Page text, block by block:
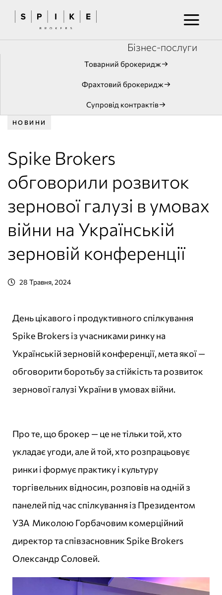
Бізнес-послуги
Товарний брокеридж
Фрахтовий брокеридж
Супровід контрактів
НОВИНИ
Spike Brokers
обговорили розвиток
зернової галузі в умовах
війни на Українській
зерновій конференції
28 Травня, 2024
День цікавого і продуктивного спілкування
Spike Brokers із учасниками ринку на
Українській зерновій конференції, мета якої —
обговорити боротьбу за стійкість та розвиток
зернової галузі України в умовах війни.
Про те, що брокер — це не тільки той, хто
укладає угоди, але й той, хто розпрацьовує
ринки і формує практику і культуру
торгівельних відносин, розповів на одній з
панелей під час спілкування із Президентом
УЗА Миколою Горбачовим комерційний
директор та співзасновник Spike Brokers
Олександр Соловей.